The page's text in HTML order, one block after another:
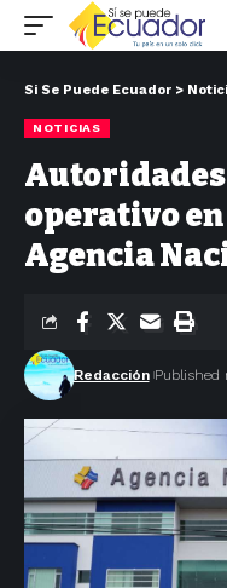
Si Se Puede Ecuador >
NOTICIAS
operativo
Agencia
Redacción Published